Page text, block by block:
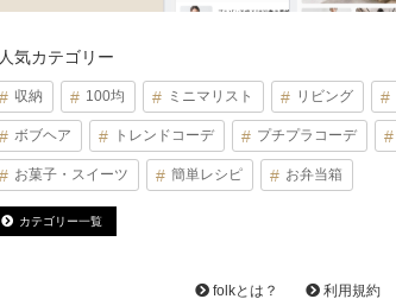
人気カテゴリー
収納 100均 ミニマリスト リビング
ボブヘア トレンドコーデ プチプラコーデ
お菓子・スイーツ 簡単レシピ お弁当箱
カテゴリー一覧
folkとは？ 利用規約